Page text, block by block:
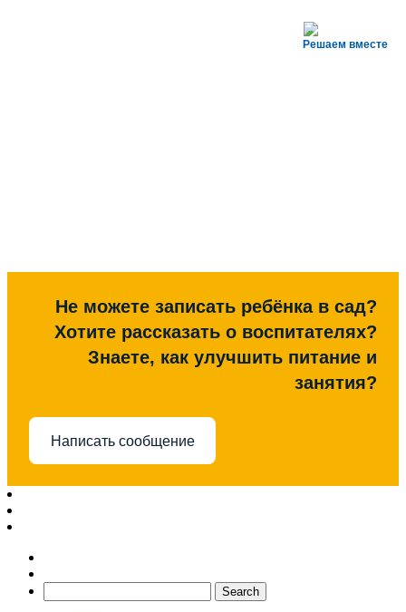
Решаем вместе
Не можете записать ребёнка в сад?
Хотите рассказать о воспитателях?
Знаете, как улучшить питание и
занятия?
Написать сообщение